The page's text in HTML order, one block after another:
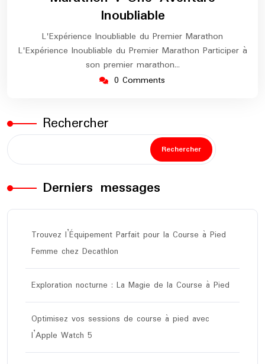
Inoubliable
L'Expérience Inoubliable du Premier Marathon
L'Expérience Inoubliable du Premier Marathon Participer à
son premier marathon…
0 Comments
Rechercher
Rechercher
Derniers messages
Trouvez l’Équipement Parfait pour la Course à Pied
Femme chez Decathlon
Exploration nocturne : La Magie de la Course à Pied
Optimisez vos sessions de course à pied avec
l’Apple Watch 5